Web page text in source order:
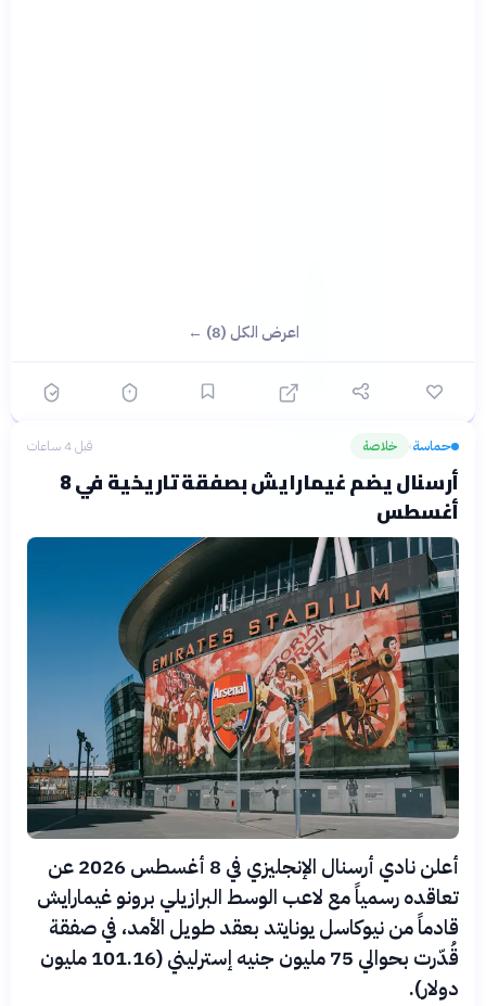
اعرض الكل (8) ←
حماسة› خلاصة قبل 4 ساعات
أرسنال يضم غيمارايش بصفقة تاريخية في 8
أغسطس
أعلن نادي أرسنال الإنجليزي في 8 أغسطس 2026 عن
تعاقده رسمياً مع لاعب الوسط البرازيلي برونو غيمارايش
قادماً من نيوكاسل يونايتد بعقد طويل الأمد، في صفقة
قُدّرت بحوالي 75 مليون جنيه إسترليني (101.16 مليون
دولار).